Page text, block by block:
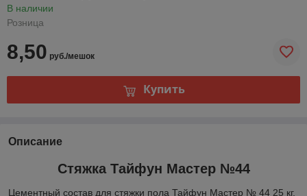
В наличии
Розница
8,50 руб./мешок
Купить
Описание
Стяжка Тайфун Мастер №44
Цементный состав для стяжки пола Тайфун Мастер № 44 25 кг,